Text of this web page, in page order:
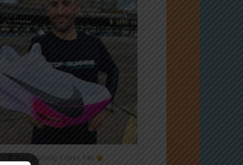
Nike Alphafly 3 chez T4R